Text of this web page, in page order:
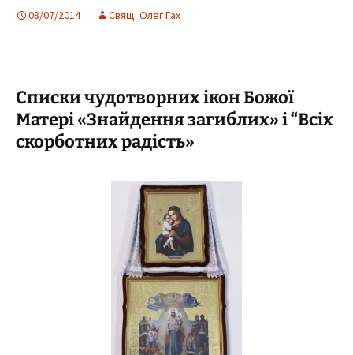
08/07/2014 Свящ. Олег Гах
Списки чудотворних ікон Божої
Матері «Знайдення загиблих» і “Всіх
скорботних радість»